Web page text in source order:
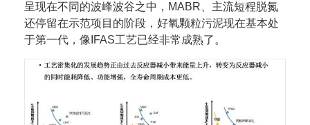
呈现在不同的波峰波谷之中，MABR、主流短程脱氮
还停留在示范项目的阶段，好氧颗粒污泥现在基本处
于第一代，像IFAS工艺已经非常成熟了。